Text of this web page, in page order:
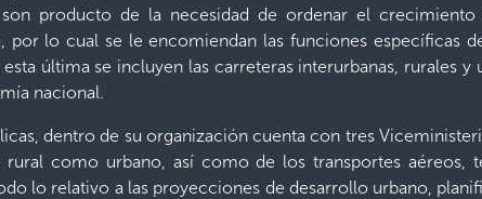
son producto de la necesidad de ordenar el
lo cual se le encomiendan las funciones específicas
última se incluyen las carreteras interurbanas, rurales y
nacional.
dentro de su organización cuenta con tres
como urbano, así como de los transportes aéreos,
lo relativo a las proyecciones de desarrollo urbano,